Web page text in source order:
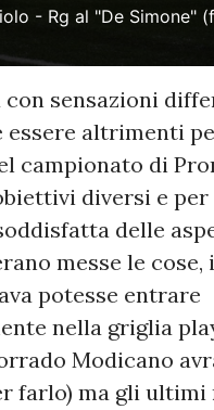
- Rg al "De Simone"
sensazioni
essere altrimenti
campionato di
diversi e per
delle
messe le
potesse entrare
nella griglia
Modicano
farlo) ma gli